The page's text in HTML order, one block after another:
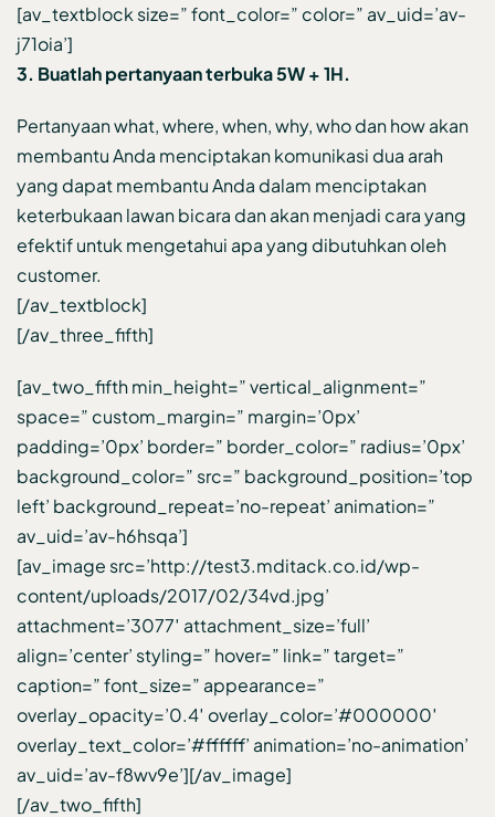
[av_textblock size=” font_color=” color=” av_uid=’av-
j71oia’]
3. Buatlah pertanyaan terbuka 5W + 1H.
Pertanyaan what, where, when, why, who dan how akan
membantu Anda menciptakan komunikasi dua arah
yang dapat membantu Anda dalam menciptakan
keterbukaan lawan bicara dan akan menjadi cara yang
efektif untuk mengetahui apa yang dibutuhkan oleh
customer.
[/av_textblock]
[/av_three_fifth]
[av_two_fifth min_height=” vertical_alignment=”
space=” custom_margin=” margin=’0px’
padding=’0px’ border=” border_color=” radius=’0px’
background_color=” src=” background_position=’top
left’ background_repeat=’no-repeat’ animation=”
av_uid=’av-h6hsqa’]
[av_image src=’http://test3.mditack.co.id/wp-
content/uploads/2017/02/34vd.jpg’
attachment=’3077′ attachment_size=’full’
align=’center’ styling=” hover=” link=” target=”
caption=” font_size=” appearance=”
overlay_opacity=’0.4′ overlay_color=’#000000′
overlay_text_color=’#ffffff’ animation=’no-animation’
av_uid=’av-f8wv9e’][/av_image]
[/av_two_fifth]